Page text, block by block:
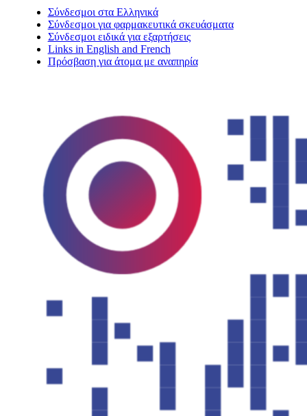
Σύνδεσμοι στα Ελληνικά
Σύνδεσμοι για φαρμακευτικά σκευάσματα
Σύνδεσμοι ειδικά για εξαρτήσεις
Links in English and French
Πρόσβαση για άτομα με αναπηρία